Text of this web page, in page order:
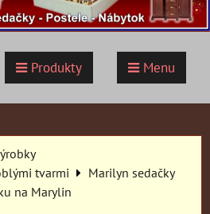
Produkty Menu
tvarmi
Marilyn sedačky
na Marylin